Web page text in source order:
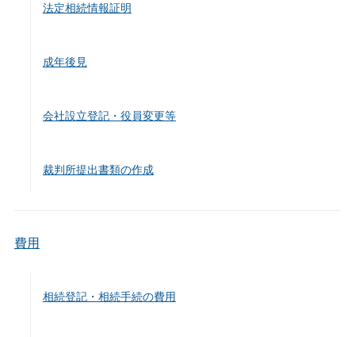
法定相続情報証明
成年後見
会社設立登記・役員変更等
裁判所提出書類の作成
費用
相続登記・相続手続の費用